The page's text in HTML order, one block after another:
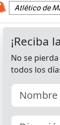
Atlético de